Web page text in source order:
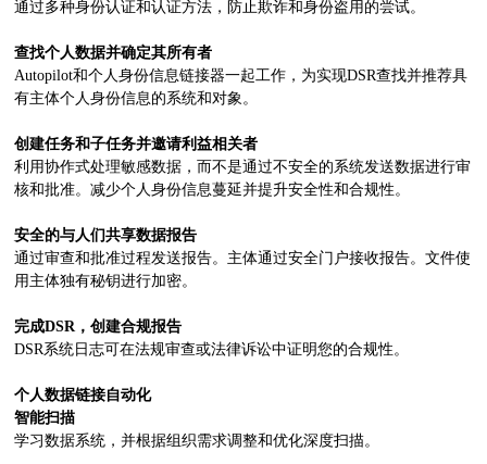
通过多种身份认证和认证方法，防止欺诈和身份盗用的尝试。
查找个人数据并确定其所有者
Autopilot和个人身份信息链接器一起工作，为实现DSR查找并推荐具
有主体个人身份信息的系统和对象。
创建任务和子任务并邀请利益相关者
利用协作式处理敏感数据，而不是通过不安全的系统发送数据进行审
核和批准。减少个人身份信息蔓延并提升安全性和合规性。
安全的与人们共享数据报告
通过审查和批准过程发送报告。主体通过安全门户接收报告。文件使
用主体独有秘钥进行加密。
完成DSR，创建合规报告
DSR系统日志可在法规审查或法律诉讼中证明您的合规性。
个人数据链接自动化
智能扫描
学习数据系统，并根据组织需求调整和优化深度扫描。